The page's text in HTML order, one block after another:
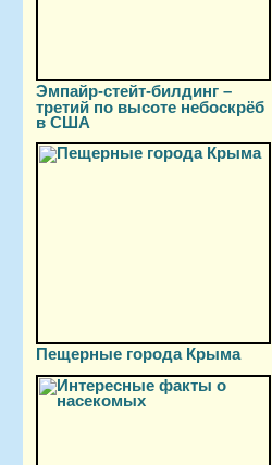
Эмпайр-стейт-билдинг –
третий по высоте небоскрёб
в США
Пещерные города Крыма